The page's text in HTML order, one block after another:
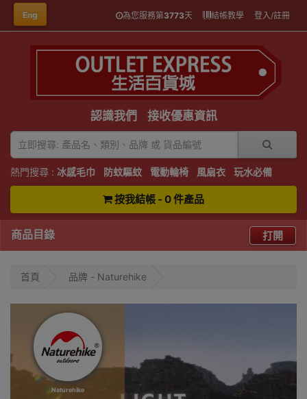
Eng 為您服務第3773天 結帳教學 登入/註冊
認識我們 接收優惠資訊
熱門搜尋 : 冰感毛巾 防蚊驅蚊 電動輪椅 風扇衣 玩水必備
按我結帳 - 0 件產品
商品目錄 打開
首頁 品牌 - Naturehike
Naturehike